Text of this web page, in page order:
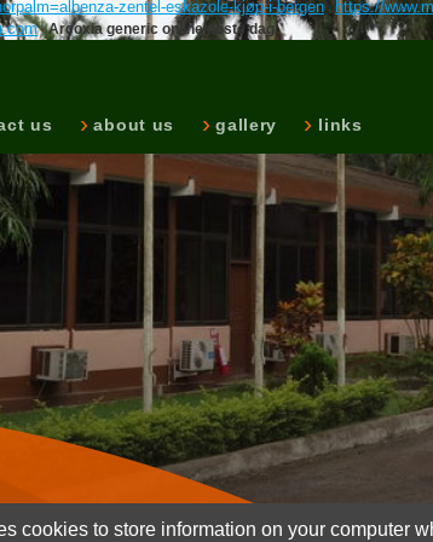
zentel-eskazole-kjøp-i-bergen https://
Arcoxia generic online neste dag
us about us gallery links
cookies to store information on your computer